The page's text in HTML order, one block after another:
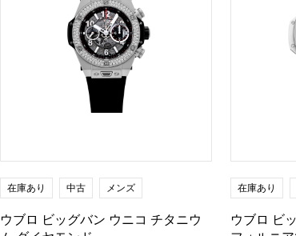
在庫あり 中古 メンズ
ウブロ ビッグバン ウニコ チタニウ
在庫あり
ウブロ ビ